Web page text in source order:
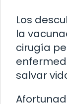
Los
la
cirugía
salvar